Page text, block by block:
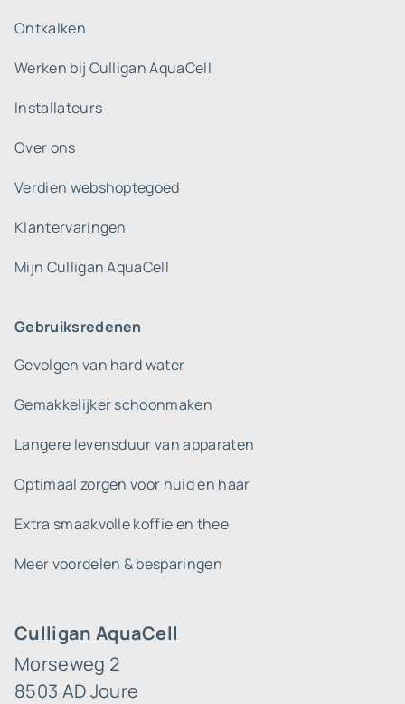
Culligan AquaCell
Morseweg 2
8503 AD Joure
Ontkalken
Werken bij Culligan AquaCell
Installateurs
Over ons
Verdien webshoptegoed
Klantervaringen
Mijn Culligan AquaCell
Gebruiksredenen
Gevolgen van hard water
Gemakkelijker schoonmaken
Langere levensduur van apparaten
Optimaal zorgen voor huid en haar
Extra smaakvolle koffie en thee
Meer voordelen & besparingen